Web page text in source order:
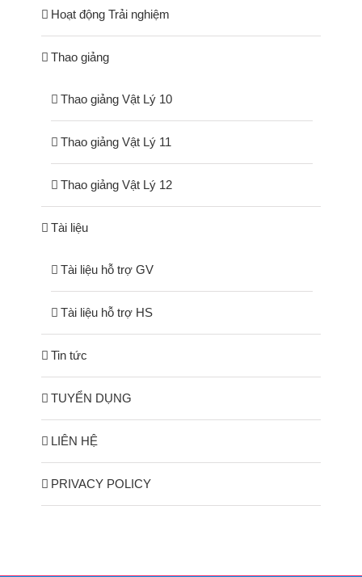
Hoạt động Trải nghiệm
Thao giảng
Thao giảng Vật Lý 10
Thao giảng Vật Lý 11
Thao giảng Vật Lý 12
Tài liệu
Tài liệu hỗ trợ GV
Tài liệu hỗ trợ HS
Tin tức
TUYỂN DỤNG
LIÊN HỆ
PRIVACY POLICY